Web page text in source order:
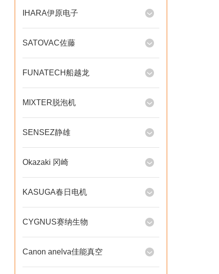
IHARA伊原电子
SATOVAC佐藤
FUNATECH船越龙
MIXTER脱泡机
SENSEZ静雄
Okazaki 冈崎
KASUGA春日电机
CYGNUS赛纳生物
Canon anelva佳能真空